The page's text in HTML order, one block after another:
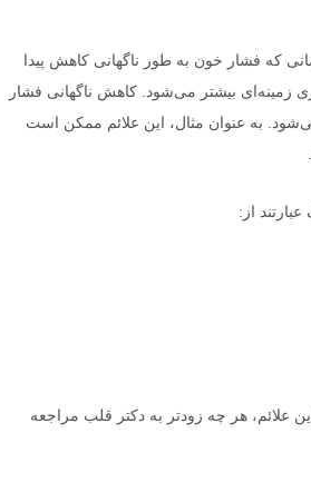
که فشار خون به طور ناگهانی کاهش پیدا
زمینه‌ای بیشتر می‌شود. کاهش ناگهانی فشار
سرگیجه یا ضعف می‌شود. به عنوان مثال، این علائم ممکن است
از:
علائم، هر چه زودتر به دکتر قلب مراجعه